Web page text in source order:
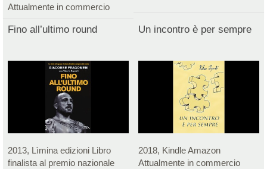
Attualmente in commercio
Fino all’ultimo round
2013, Lìmina edizioni Libro
finalista al premio nazionale
Un incontro è per sempre
2018, Kindle Amazon
Attualmente in commercio